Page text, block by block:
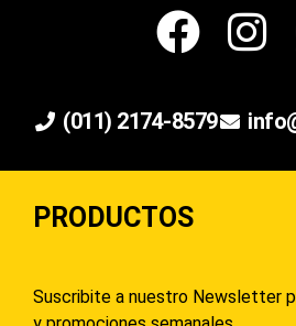
(011) 2174-8579
PRODUCTOS
Suscribite a nuestro Newsletter